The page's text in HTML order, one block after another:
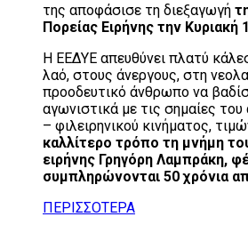
της αποφάσισε τη διεξαγωγή
Πορείας Ειρήνης την Κυριακή
Η ΕΕΔΥΕ απευθύνει πλατύ
λαό, στους άνεργους, στη
προοδευτικό άνθρωπο να
αγωνιστικά με τις σημαίες του
– φιλειρηνικού κινήματος,
καλλίτερο τρόπο τη μνήμη
ειρήνης Γρηγόρη Λαμπράκη,
συμπληρώνονται 50 χρόνια
ΠΕΡΙΣΣΟΤΕΡΑ